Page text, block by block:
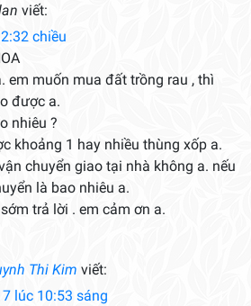
viết:
chiều
em muốn mua đất trồng rau , thì
được a.
nhiêu ?
khoảng 1 hay nhiều thùng xốp a.
chuyển giao tại nhà không a. nếu
là bao nhiêu a.
trả lời . em cảm ơn a.
Thi Kim viết:
lúc 10:53 sáng